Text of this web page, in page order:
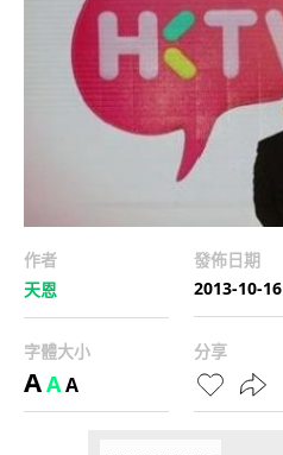
作者
天恩
發佈日期
2013-10-16
字體大小
AAA
分享